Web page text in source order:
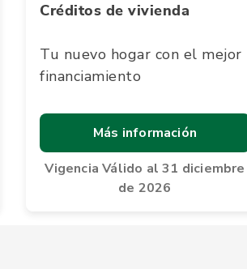
Créditos de vivienda
Tu nuevo hogar con el mejor
financiamiento
Más información
Vigencia Válido al 31 diciembre
de 2026